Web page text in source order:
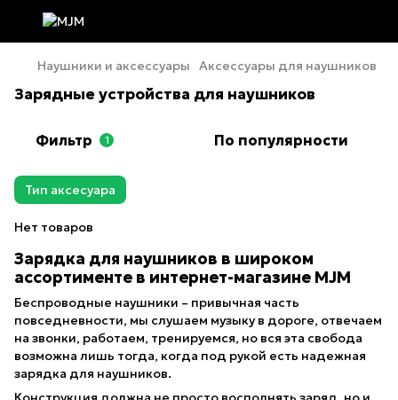
Наушники и аксессуары Аксессуары для наушников
Зарядные устройства для наушников
Фильтр 1 По популярности
Тип аксесуара
Нет товаров
Зарядка для наушников в широком
ассортименте в интернет-магазине MJM
Беспроводные наушники – привычная часть
повседневности, мы слушаем музыку в дороге, отвечаем
на звонки, работаем, тренируемся, но вся эта свобода
возможна лишь тогда, когда под рукой есть надежная
зарядка для наушников.